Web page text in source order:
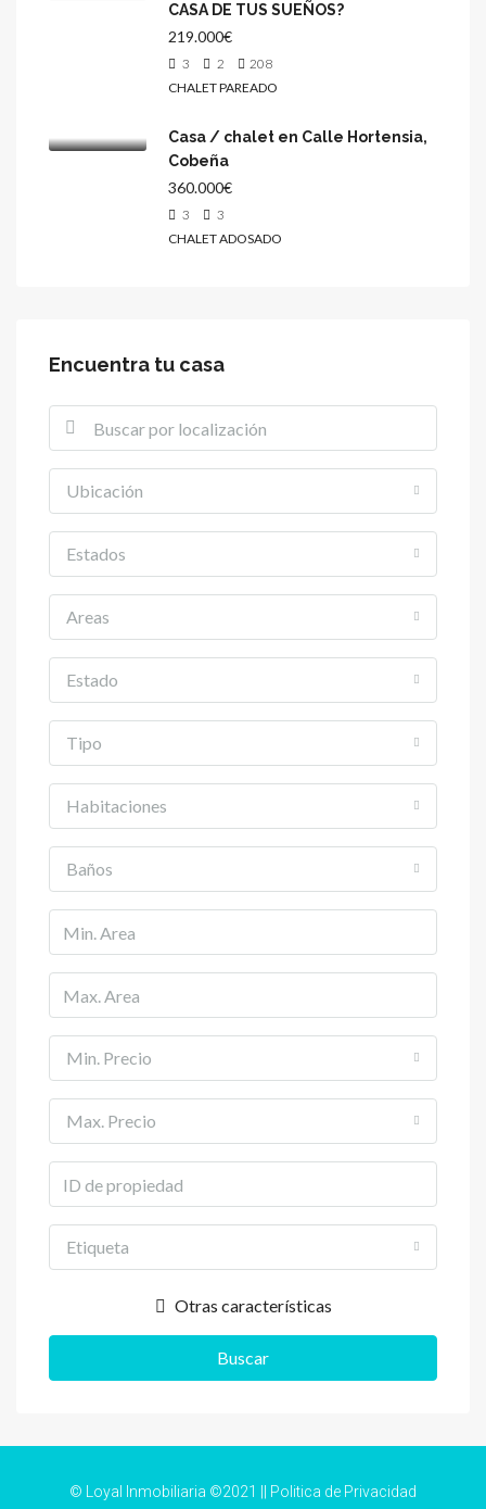
CASA DE TUS SUEÑOS?
219.000€
3 2
208
CHALET PAREADO
Casa / chalet en Calle Hortensia,
Cobeña
360.000€
3
3
CHALET ADOSADO
Encuentra tu casa
Ubicación
Estados
Areas
Estado
Tipo
Habitaciones
Baños
Min. Precio
Max. Precio
Etiqueta
Otras características
Buscar
© Loyal Inmobiliaria ©2021 || Politica de Privacidad